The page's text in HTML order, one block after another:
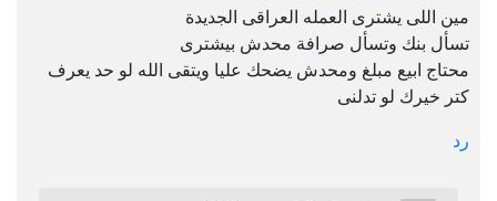
مين اللى يشترى العمله العراقى الجديدة
تسأل بنك وتسأل صرافة محدش بيشترى
محتاج ابيع مبلغ ومحدش يضحك عليا ويتقى الله لو حد يعرف
كتر خيرك لو تدلنى
رد